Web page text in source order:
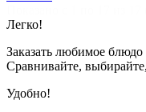
Легко!
Заказать любимое
Сравнивайте,
Удобно!